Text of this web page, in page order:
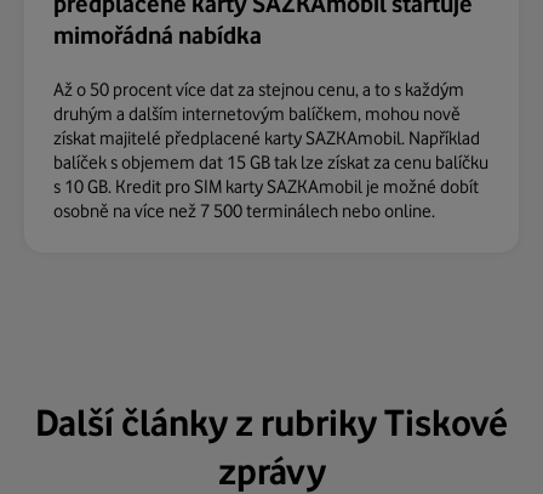
mimořádná nabídka
Až o 50 procent více dat za stejnou cenu, a to s každým
druhým a dalším internetovým balíčkem, mohou nově
získat majitelé předplacené karty SAZKAmobil. Například
balíček s objemem dat 15 GB tak lze získat za cenu balíčku
s 10 GB. Kredit pro SIM karty SAZKAmobil je možné dobít
osobně na více než 7 500 terminálech nebo online.
Další články z rubriky Tiskové
zprávy